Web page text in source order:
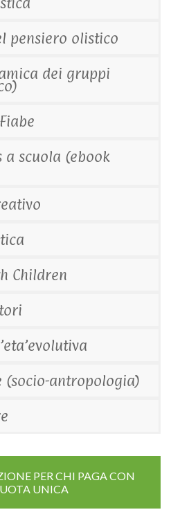
pensiero olistico
dei gruppi
a scuola (ebook
Children
(socio-antropologia)
PER CHI PAGA CON
UNICA